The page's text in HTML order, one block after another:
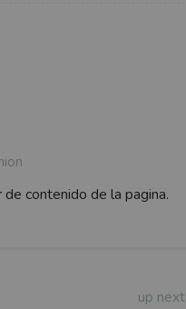
contenido de la pagina.
up next